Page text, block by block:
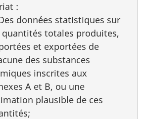
:
données statistiques sur
quantités totales produites,
et exportées de
des substances
inscrites aux
A et B, ou une
plausible de ces